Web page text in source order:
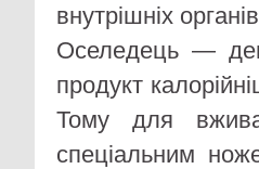
внутрішніх
Оселедець —
продукт
Тому для
спеціальним